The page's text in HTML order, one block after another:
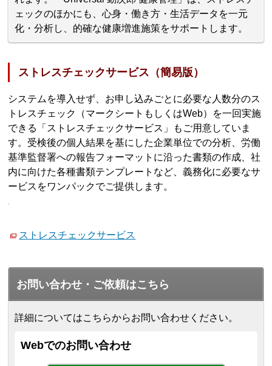
ェックのほかにも、心身・働き方・生活データを一元
化・分析し、的確な健康増進施策をサポートします。
ストレスチェックサービス（簡易版）
システムを導入せず、お申し込みごとに必要な人数分のス
トレスチェック（マークシートもしくはWeb）を一回実施
できる「ストレスチェックサービス」もご用意していま
す。受検後の個人結果を基にした企業単位での分析、労働
基準監督署への報告フォーマットに沿った書類の作成、社
内に向けた各種書類テンプレートなど、義務化に必要なサ
ービスをワンパックでご提供します。
ストレスチェックサービス
お問い合わせ・ご依頼はこちら
詳細についてはこちらからお問い合わせください。
Webでのお問い合わせ